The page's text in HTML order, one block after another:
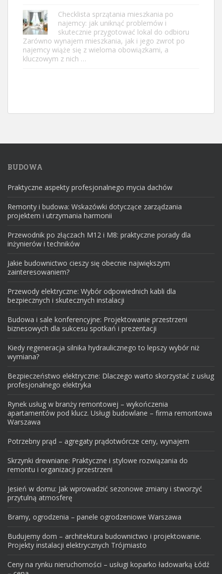
Checklista sprzątania mieszkania po
najemcy: jak uniknąć problemów i
skutecznie przygotować lokal do odbioru
Zarówno wynajem mieszkania, jak i jego zwrot po
najemcy wiąże się z wieloma obowiązkami, a
kluczowym z nich …
BUDOWA
Praktyczne aspekty profesjonalnego mycia dachów
Remonty i budowa: Wskazówki dotyczące zarządzania
projektem i utrzymania harmonii
Przewodnik po złączach M12 i M8: praktyczne porady dla
inżynierów i techników
Jakie budownictwo cieszy się obecnie największym
zainteresowaniem?
Przewody elektryczne: Wybór odpowiednich kabli dla
bezpiecznych i skutecznych instalacji
Budowa i sale konferencyjne: Projektowanie przestrzeni
biznesowych dla sukcesu spotkań i prezentacji
Kiedy regeneracja silnika hydraulicznego to lepszy wybór niż
wymiana?
Bezpieczeństwo elektryczne: Dlaczego warto skorzystać z usług
profesjonalnego elektryka
Rynek usług w branży remontowej – wykończenia
apartamentów pod klucz. Usługi budowlane – firma remontowa
Warszawa
Potrzebny prąd – agregaty prądotwórcze ceny, wynajem
Skrzynki drewniane: Praktyczne i stylowe rozwiązania do
remontu i organizacji przestrzeni
Jesień w domu: Jak wprowadzić sezonowe zmiany i stworzyć
przytulną atmosferę
Bramy, ogrodzenia – panele ogrodzeniowe Warszawa
Budujemy dom – architektura budownictwo i projektowanie.
Projekty instalacji elektrycznych Trójmiasto
Ceny na rynku nieruchomości – usługi koparko ładowarką Łódź